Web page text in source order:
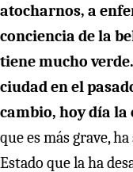
atocharnos, a
conciencia de la
tiene mucho
ciudad en el
cambio, hoy día la
que es más grave,
Estado que la ha